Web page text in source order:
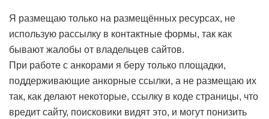
Я размещаю только на размещённых ресурсах, не
использую рассылку в контактные формы, так как
бывают жалобы от владельцев сайтов.
При работе с анкорами я беру только площадки,
поддерживающие анкорные ссылки, а не размещаю их
так, как делают некоторые, ссылку в коде страницы, что
вредит сайту, поисковики видят это, и могут понизить